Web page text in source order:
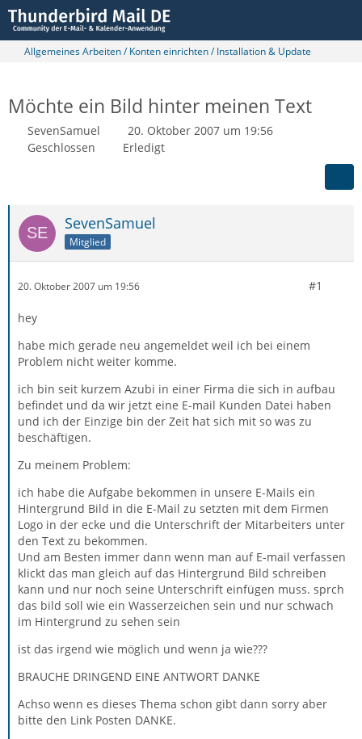
Allgemeines Arbeiten / Konten einrichten / Installation & Update
Möchte ein Bild hinter meinen Text
SevenSamuel
20. Oktober 2007 um 19:56
Geschlossen
Erledigt
SevenSamuel
Mitglied
20. Oktober 2007 um 19:56 #1
hey
habe mich gerade neu angemeldet weil ich bei einem
Problem nicht weiter komme.
ich bin seit kurzem Azubi in einer Firma die sich in aufbau
befindet und da wir jetzt eine E-mail Kunden Datei haben
und ich der Einzige bin der Zeit hat sich mit so was zu
beschäftigen.
Zu meinem Problem:
ich habe die Aufgabe bekommen in unsere E-Mails ein
Hintergrund Bild in die E-Mail zu setzten mit dem Firmen
Logo in der ecke und die Unterschrift der Mitarbeiters unter
den Text zu bekommen.
Und am Besten immer dann wenn man auf E-mail verfassen
klickt das man gleich auf das Hintergrund Bild schreiben
kann und nur noch seine Unterschrift einfügen muss. sprch
das bild soll wie ein Wasserzeichen sein und nur schwach
im Hintergrund zu sehen sein
ist das irgend wie möglich und wenn ja wie???
BRAUCHE DRINGEND EINE ANTWORT DANKE
Achso wenn es dieses Thema schon gibt dann sorry aber
bitte den Link Posten DANKE.